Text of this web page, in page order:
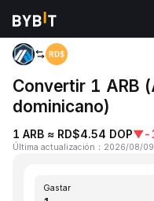
Inicio ARB to DOP
Convertir 1 ARB
dominicano)
1 ARB ≈ RD$4.54 DOP▼-
Última actualización ： 2026/08/
Gastar